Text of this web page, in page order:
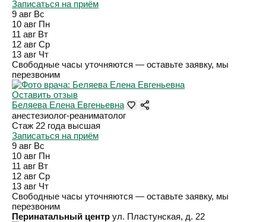
Записаться на приём
9 авг Вс
10 авг Пн
11 авг Вт
12 авг Ср
13 авг Чт
Свободные часы уточняются — оставьте заявку, мы
перезвоним
Оставить отзыв
Беляева Елена Евгеньевна
анестезиолог-реаниматолог
Стаж 22 года высшая
Записаться на приём
9 авг Вс
10 авг Пн
11 авг Вт
12 авг Ср
13 авг Чт
Свободные часы уточняются — оставьте заявку, мы
перезвоним
Перинатальный центр ул. Пластунская, д. 22